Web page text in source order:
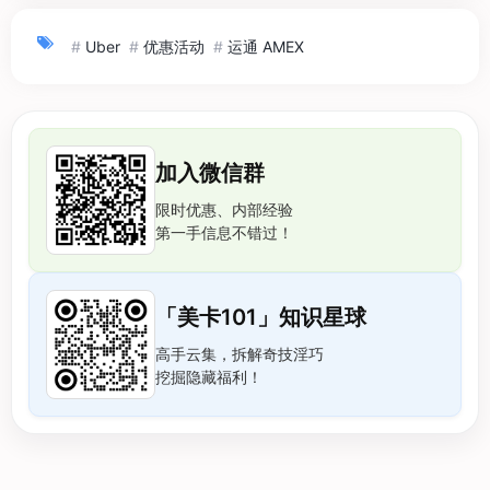
# Uber # 优惠活动 # 运通 AMEX
加入微信群
限时优惠、内部经验
第一手信息不错过！
「美卡101」知识星球
高手云集，拆解奇技淫巧
挖掘隐藏福利！